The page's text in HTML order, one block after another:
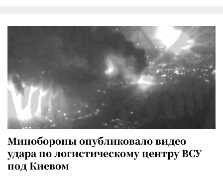
Минобороны опубликовало видео
удара по логистическому центру ВСУ
под Киевом